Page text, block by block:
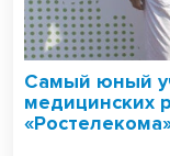
Самый юный
медицинских